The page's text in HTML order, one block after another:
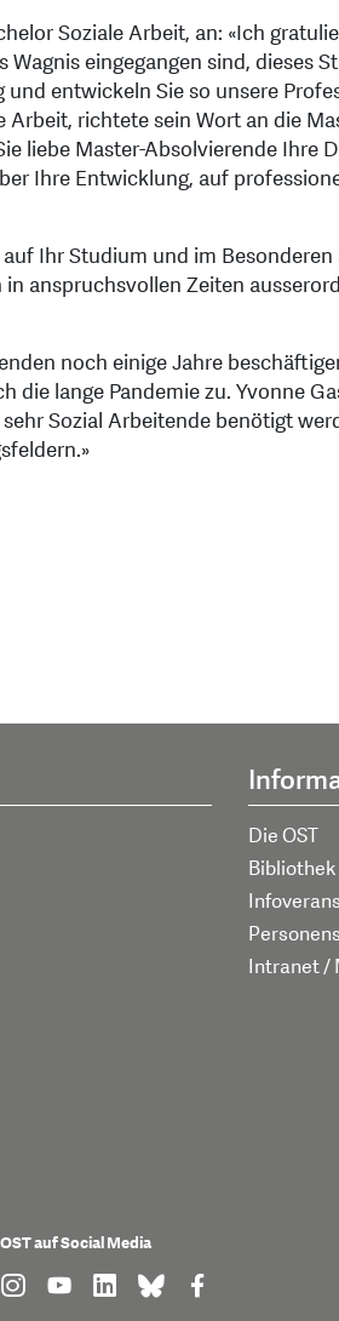
Soziale Arbeit, an: «Ich
eingegangen sind, dieses
entwickeln Sie so unsere
Arbeit, richtete sein Wort an die
liebe Master-Absolvierende Ihre
Ihre Entwicklung, auf
Ihr Studium und im Besonderen
anspruchsvollen Zeiten
noch einige Jahre
lange Pandemie zu. Yvonne
Sozial Arbeitende benötigt
Die OST
Bibliothek
Intranet /
OST auf Social Media
find us on: instagram
find us on: youtube
find us on: linkedin
find us on:
find us on: